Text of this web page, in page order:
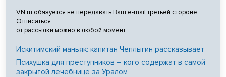
VN.ru обязуется не передавать Ваш e-mail третьей стороне.
Отписаться
от рассылки можно в любой момент
Искитимский маньяк: капитан Чеплыгин рассказывает
Психушка для преступников – кого содержат в самой
закрытой лечебнице за Уралом